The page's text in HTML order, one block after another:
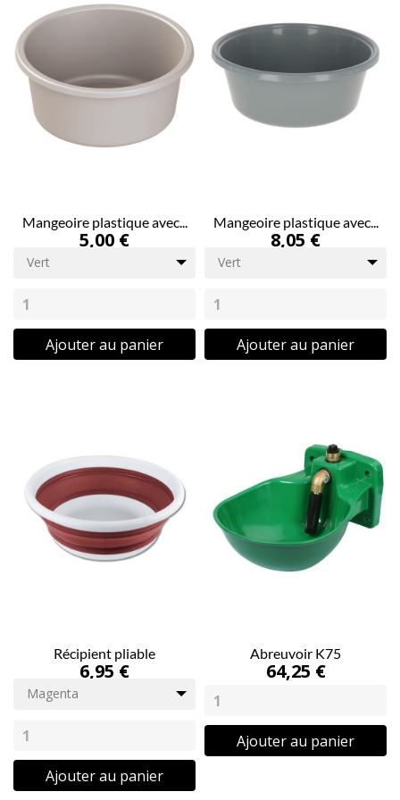
Mangeoire plastique avec...
5,00 €
Vert
Ajouter au panier
Mangeoire plastique avec...
8,05 €
Vert
Ajouter au panier
Récipient pliable
6,95 €
Magenta
Ajouter au panier
Abreuvoir K75
64,25 €
Ajouter au panier